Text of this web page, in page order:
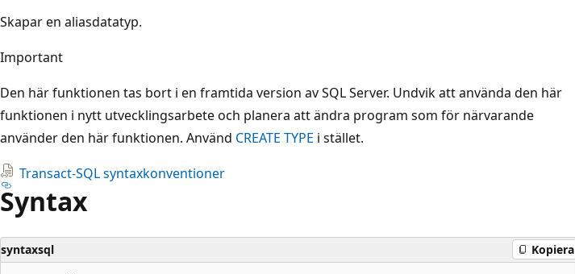
Skapar en aliasdatatyp.
Important
Den här funktionen tas bort i en framtida version av SQL Server. Undvik att använda den här
funktionen i nytt utvecklingsarbete och planera att ändra program som för närvarande
använder den här funktionen. Använd CREATE TYPE i stället.
Transact-SQL syntaxkonventioner
Syntax
syntaxsql Kopiera